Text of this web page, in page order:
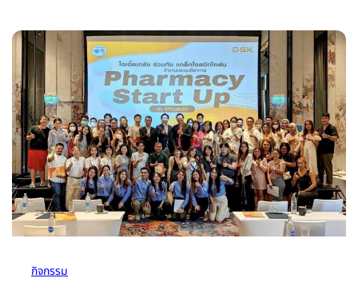
การจ่ายยาให้ต่อคนไข้ต่อไป
กิจกรรม